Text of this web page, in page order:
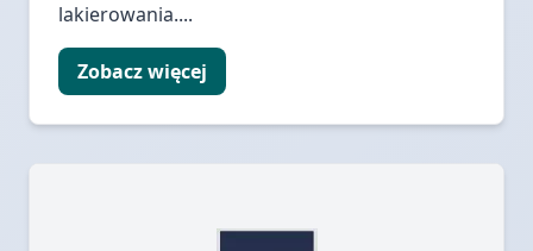
lakierowania....
Zobacz więcej